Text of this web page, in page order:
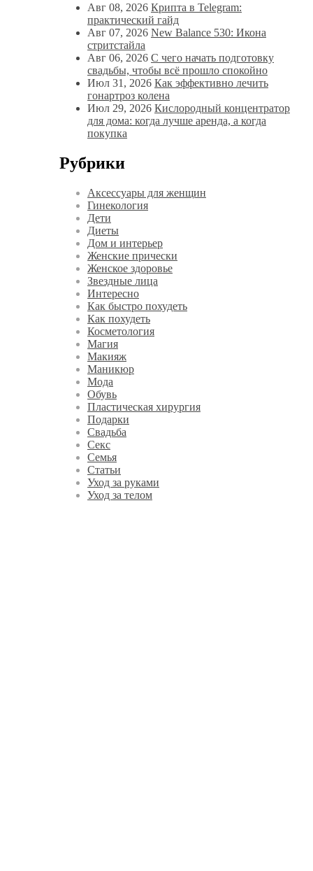
Авг 08, 2026 Крипта в Telegram:
практический гайд
Авг 07, 2026 New Balance 530: Икона
стритстайла
Авг 06, 2026 С чего начать подготовку
свадьбы, чтобы всё прошло спокойно
Июл 31, 2026 Как эффективно лечить
гонартроз колена
Июл 29, 2026 Кислородный концентратор
для дома: когда лучше аренда, а когда
покупка
Рубрики
Аксессуары для женщин
Гинекология
Дети
Диеты
Дом и интерьер
Женские прически
Женское здоровье
Звездные лица
Интересно
Как быстро похудеть
Как похудеть
Косметология
Магия
Макияж
Маникюр
Мода
Обувь
Пластическая хирургия
Подарки
Свадьба
Секс
Семья
Статьи
Уход за руками
Уход за телом